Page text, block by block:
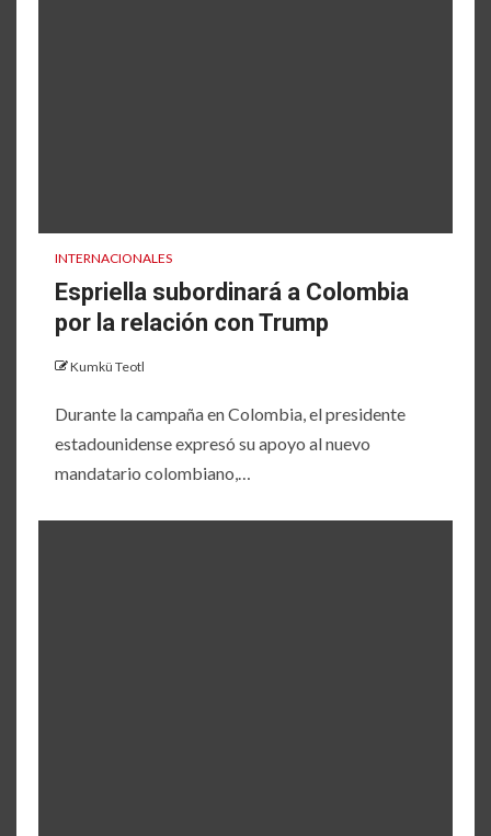
INTERNACIONALES
Espriella subordinará a Colombia
por la relación con Trump
Kumkü Teotl
Durante la campaña en Colombia, el presidente
estadounidense expresó su apoyo al nuevo
mandatario colombiano,…